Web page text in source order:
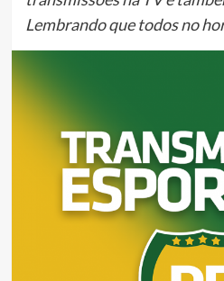
Lembrando que todos no